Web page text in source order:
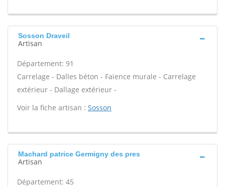
Sosson Draveil
Artisan
Département: 91
Carrelage - Dalles béton - Faïence murale - Carrelage
extérieur - Dallage extérieur -
Voir la fiche artisan : Sosson
Machard patrice Germigny des pres
Artisan
Département: 45